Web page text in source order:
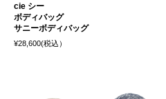
cie シー
ボディバッグ
サニーボディバッグ
¥28,600(税込）